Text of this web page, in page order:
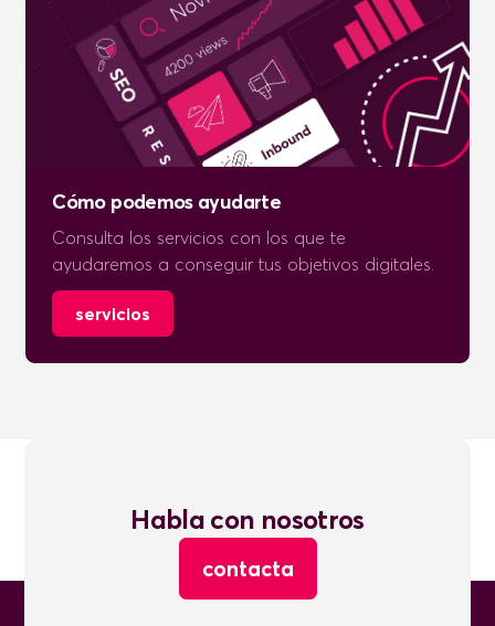
Cómo podemos ayudarte
Consulta los servicios con los que te
ayudaremos a conseguir tus objetivos digitales.
servicios
Habla con nosotros
contacta